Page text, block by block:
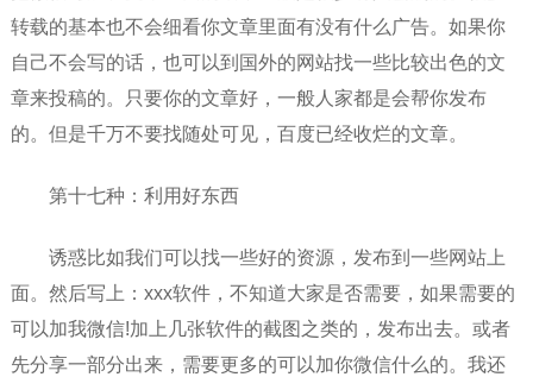
转载的基本也不会细看你文章里面有没有什么广告。如果你
自己不会写的话，也可以到国外的网站找一些比较出色的文
章来投稿的。只要你的文章好，一般人家都是会帮你发布
的。但是千万不要找随处可见，百度已经收烂的文章。
第十七种：利用好东西
诱惑比如我们可以找一些好的资源，发布到一些网站上
面。然后写上：xxx软件，不知道大家是否需要，如果需要的
可以加我微信!加上几张软件的截图之类的，发布出去。或者
先分享一部分出来，需要更多的可以加你微信什么的。我还